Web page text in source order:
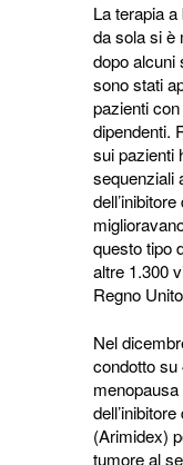
La terapia a
da sola si è
dopo alcuni
sono stati
pazienti
dipendenti.
sui pazienti
sequenziali
questo tipo
altre 1.300
Regno Unito
Nel
condotto su
(Arimidex)
tumore al